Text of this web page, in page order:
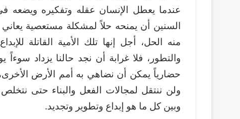
عندما يعطل الإنسان عقله وتفكيره ويضعه
السنين أن يمنحه حلاً لمشكلة مستعصية
منه الحل، أجل إنها تلك الأمية القاتلة
والتطور، فلا غرابة أن نجد حالنا يزداد سوءاً
حضارياً يمكن أن نضاهي به أمم الأرض الأخرى،
ولن ننتقل لمجالات الفعل والبناء حتى نتخلص
وبين كل ما هو إبداع وتطوير وتجديد.